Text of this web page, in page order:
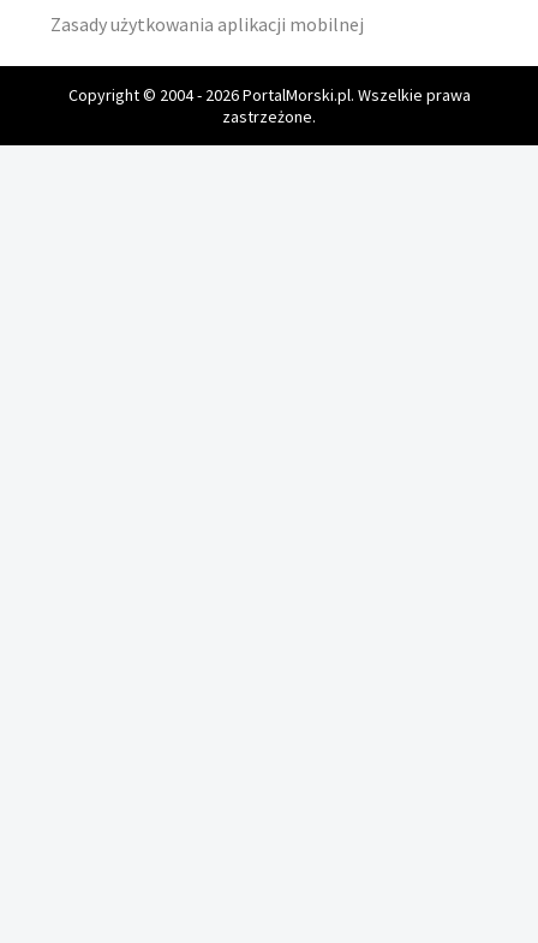
Zasady użytkowania aplikacji mobilnej
Copyright © 2004 - 2026 PortalMorski.pl. Wszelkie prawa
zastrzeżone.